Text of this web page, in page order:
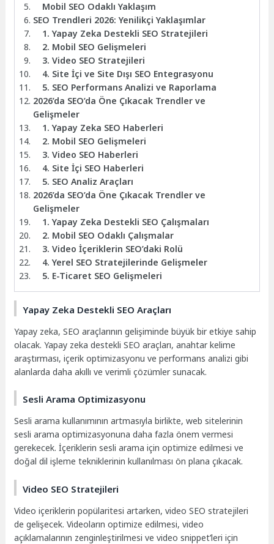
Mobil SEO Odaklı Yaklaşım
SEO Trendleri 2026: Yenilikçi Yaklaşımlar
1. Yapay Zeka Destekli SEO Stratejileri
2. Mobil SEO Gelişmeleri
3. Video SEO Stratejileri
4. Site İçi ve Site Dışı SEO Entegrasyonu
5. SEO Performans Analizi ve Raporlama
2026’da SEO’da Öne Çıkacak Trendler ve
Gelişmeler
1. Yapay Zeka SEO Haberleri
2. Mobil SEO Gelişmeleri
3. Video SEO Haberleri
4. Site İçi SEO Haberleri
5. SEO Analiz Araçları
2026’da SEO’da Öne Çıkacak Trendler ve
Gelişmeler
1. Yapay Zeka Destekli SEO Çalışmaları
2. Mobil SEO Odaklı Çalışmalar
3. Video İçeriklerin SEO’daki Rolü
4. Yerel SEO Stratejilerinde Gelişmeler
5. E-Ticaret SEO Gelişmeleri
Yapay Zeka Destekli SEO Araçları
Yapay zeka, SEO araçlarının gelişiminde büyük bir etkiye sahip
olacak. Yapay zeka destekli SEO araçları, anahtar kelime
araştırması, içerik optimizasyonu ve performans analizi gibi
alanlarda daha akıllı ve verimli çözümler sunacak.
Sesli Arama Optimizasyonu
Sesli arama kullanımının artmasıyla birlikte, web sitelerinin
sesli arama optimizasyonuna daha fazla önem vermesi
gerekecek. İçeriklerin sesli arama için optimize edilmesi ve
doğal dil işleme tekniklerinin kullanılması ön plana çıkacak.
Video SEO Stratejileri
Video içeriklerin popülaritesi artarken, video SEO stratejileri
de gelişecek. Videoların optimize edilmesi, video
açıklamalarının zenginleştirilmesi ve video snippet’leri için